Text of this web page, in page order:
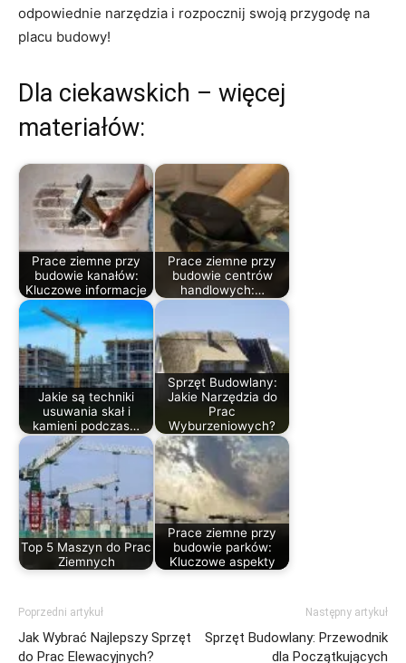
⁢odpowiednie narzędzia i rozpocznij swoją ⁤przygodę ⁢na
placu budowy!
Dla ciekawskich – więcej
materiałów:
Prace ziemne przy
budowie kanałów:
Kluczowe informacje
Prace ziemne przy
budowie centrów
handlowych:…
Jakie są techniki
usuwania skał i
kamieni podczas…
Sprzęt Budowlany:
Jakie Narzędzia do
Prac
Wyburzeniowych?
Top 5 Maszyn do Prac
Ziemnych
Prace ziemne przy
budowie parków:
Kluczowe aspekty
Poprzedni artykuł
Jak Wybrać Najlepszy Sprzęt
do Prac Elewacyjnych?
Następny artykuł
Sprzęt Budowlany: Przewodnik
dla Początkujących